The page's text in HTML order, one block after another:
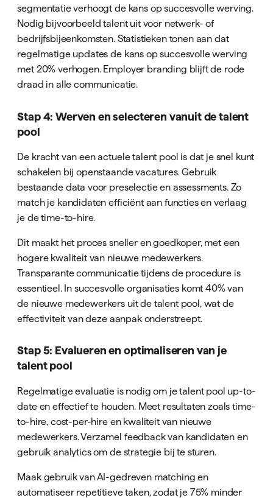
segmentatie verhoogt de kans op succesvolle werving.
Nodig bijvoorbeeld talent uit voor netwerk- of
bedrijfsbijeenkomsten. Statistieken tonen aan dat
regelmatige updates de kans op succesvolle werving
met 20% verhogen. Employer branding blijft de rode
draad in alle communicatie.
Stap 4: Werven en selecteren vanuit de talent
pool
De kracht van een actuele talent pool is dat je snel kunt
schakelen bij openstaande vacatures. Gebruik
bestaande data voor preselectie en assessments. Zo
match je kandidaten efficiënt aan functies en verlaag
je de time-to-hire.
Dit maakt het proces sneller en goedkoper, met een
hogere kwaliteit van nieuwe medewerkers.
Transparante communicatie tijdens de procedure is
essentieel. In succesvolle organisaties komt 40% van
de nieuwe medewerkers uit de talent pool, wat de
effectiviteit van deze aanpak onderstreept.
Stap 5: Evalueren en optimaliseren van je
talent pool
Regelmatige evaluatie is nodig om je talent pool up-to-
date en effectief te houden. Meet resultaten zoals time-
to-hire, cost-per-hire en kwaliteit van nieuwe
medewerkers. Verzamel feedback van kandidaten en
gebruik analytics om de strategie bij te sturen.
Maak gebruik van AI-gedreven matching en
automatiseer repetitieve taken, zodat je 75% minder